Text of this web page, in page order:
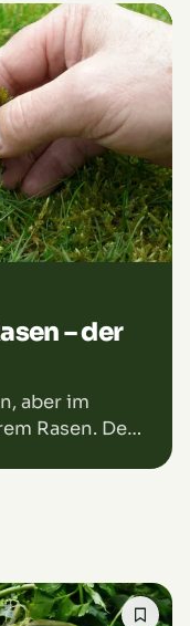
– der
aber im
Rasen. Der